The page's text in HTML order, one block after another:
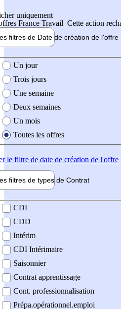
uniquement
France Travail Cette action
filtres de Date de création de l'offre
création de l'offre
Un jour
Trois jours
Une semaine
Deux semaines
Un mois
Toutes les offres
le filtre de date de création de l'offre
filtres de types de Contrat
contrat
CDI
CDD
Intérim
CDI Intérimaire
Saisonnier
Contrat apprentissage
Cont. professionnalisation
Prépa.opérationnel.emploi